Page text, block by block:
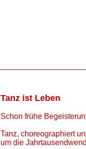
Tanz ist Leben
Schon frühe
Tanz, choreographiert
um die